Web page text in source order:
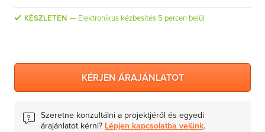
Server CALs
KÉSZLETEN Elektronikus kézbesítés 5 percen belül
KÉRJEN ÁRAJÁNLATOT
Szeretne konzultálni a projektjéről és egyedi
árajánlatot kérni? Lépjen kapcsolatba velünk.